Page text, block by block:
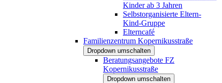
Kinder ab 3 Jahren
Selbstorganisierte Eltern-
Kind-Gruppe
Elterncafé
Familienzentrum Kopernikusstraße
Dropdown umschalten
Beratungsangebote FZ
Kopernikusstraße
Dropdown umschalten